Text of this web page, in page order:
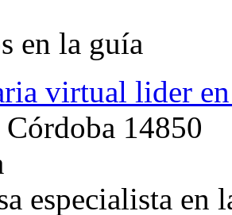
en la guía
virtual lider
Córdoba 14850
especialista en